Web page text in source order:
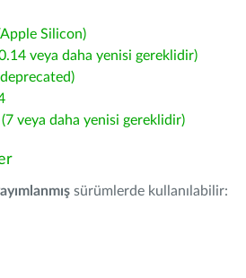
Silicon)
veya daha yenisi gereklidir)
veya daha yenisi gereklidir)
sürümlerde kullanılabilir: